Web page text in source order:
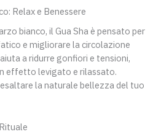
Relax e Benessere
bianco, il Gua Sha è pensato per
e migliorare la circolazione
a ridurre gonfiori e tensioni,
effetto levigato e rilassato.
la naturale bellezza del tuo